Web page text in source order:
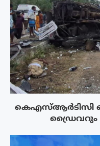
കെഎസ്ആർടിസി
ഡ്രൈവറും